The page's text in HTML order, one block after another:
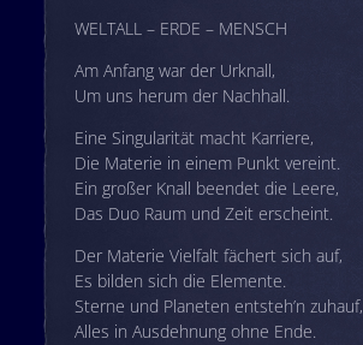
WELTALL – ERDE – MENSCH
Am Anfang war der Urknall,
Um uns herum der Nachhall.
Eine Singularität macht Karriere,
Die Materie in einem Punkt vereint.
Ein großer Knall beendet die Leere,
Das Duo Raum und Zeit erscheint.
Der Materie Vielfalt fächert sich auf,
Es bilden sich die Elemente.
Sterne und Planeten entsteh’n zuhauf,
Alles in Ausdehnung ohne Ende.